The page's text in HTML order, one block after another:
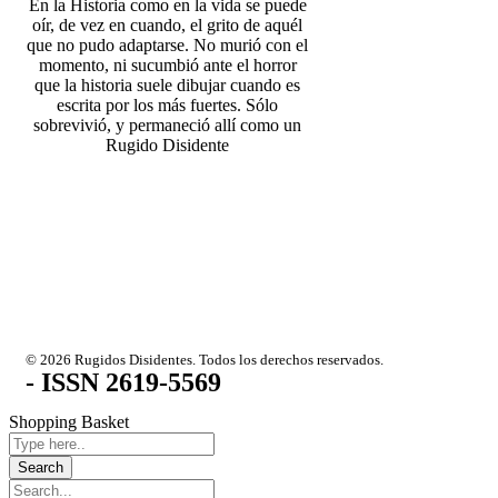
En la Historia como en la vida se puede
oír, de vez en cuando, el grito de aquél
que no pudo adaptarse. No murió con el
momento, ni sucumbió ante el horror
que la historia suele dibujar cuando es
escrita por los más fuertes. Sólo
sobrevivió, y permaneció allí como un
Rugido Disidente
© 2026 Rugidos Disidentes. Todos los derechos reservados.
- ISSN 2619-5569
Shopping Basket